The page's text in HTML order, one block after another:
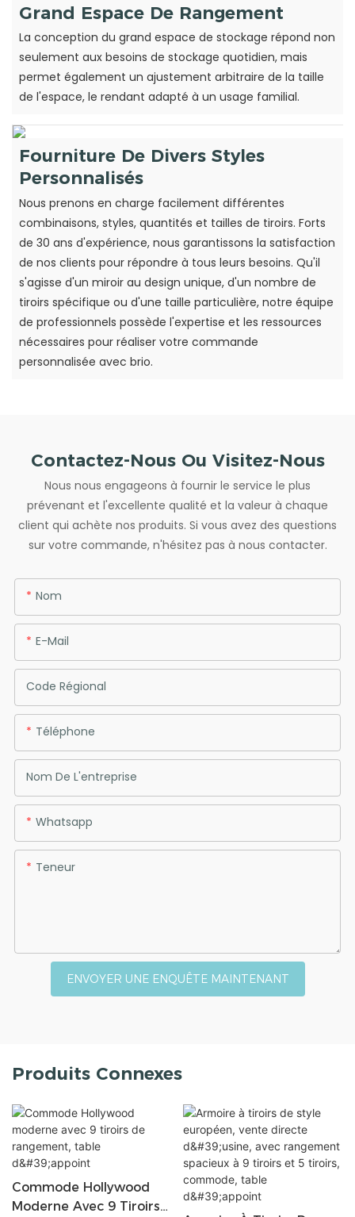
Grand Espace De Rangement
La conception du grand espace de stockage répond non
seulement aux besoins de stockage quotidien, mais
permet également un ajustement arbitraire de la taille
de l'espace, le rendant adapté à un usage familial.
Fourniture De Divers Styles
Personnalisés
Nous prenons en charge facilement différentes
combinaisons, styles, quantités et tailles de tiroirs. Forts
de 30 ans d'expérience, nous garantissons la satisfaction
de nos clients pour répondre à tous leurs besoins. Qu'il
s'agisse d'un miroir au design unique, d'un nombre de
tiroirs spécifique ou d'une taille particulière, notre équipe
de professionnels possède l'expertise et les ressources
nécessaires pour réaliser votre commande
personnalisée avec brio.
Contactez-Nous Ou Visitez-Nous
Nous nous engageons à fournir le service le plus
prévenant et l'excellente qualité et la valeur à chaque
client qui achète nos produits. Si vous avez des questions
sur votre commande, n'hésitez pas à nous contacter.
Nom
E-Mail
Code Régional
Téléphone
Nom De L'entreprise
Whatsapp
Teneur
ENVOYER UNE ENQUÊTE MAINTENANT
Produits Connexes
Commode Hollywood
Moderne Avec 9 Tiroirs